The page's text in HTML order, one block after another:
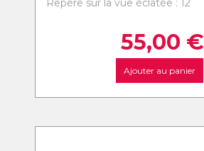
Repère sur la vue éclatée : 12
55,00 €
Ajouter au panier